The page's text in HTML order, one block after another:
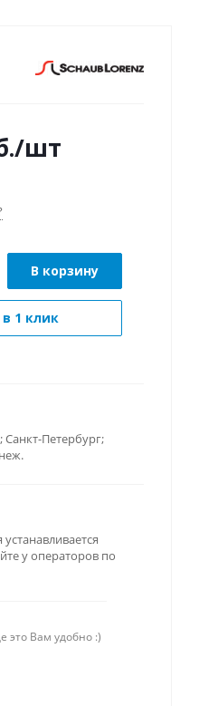
/шт
В корзину
1 клик
Санкт-Петербург;
у операторов по
это Вам удобно :)